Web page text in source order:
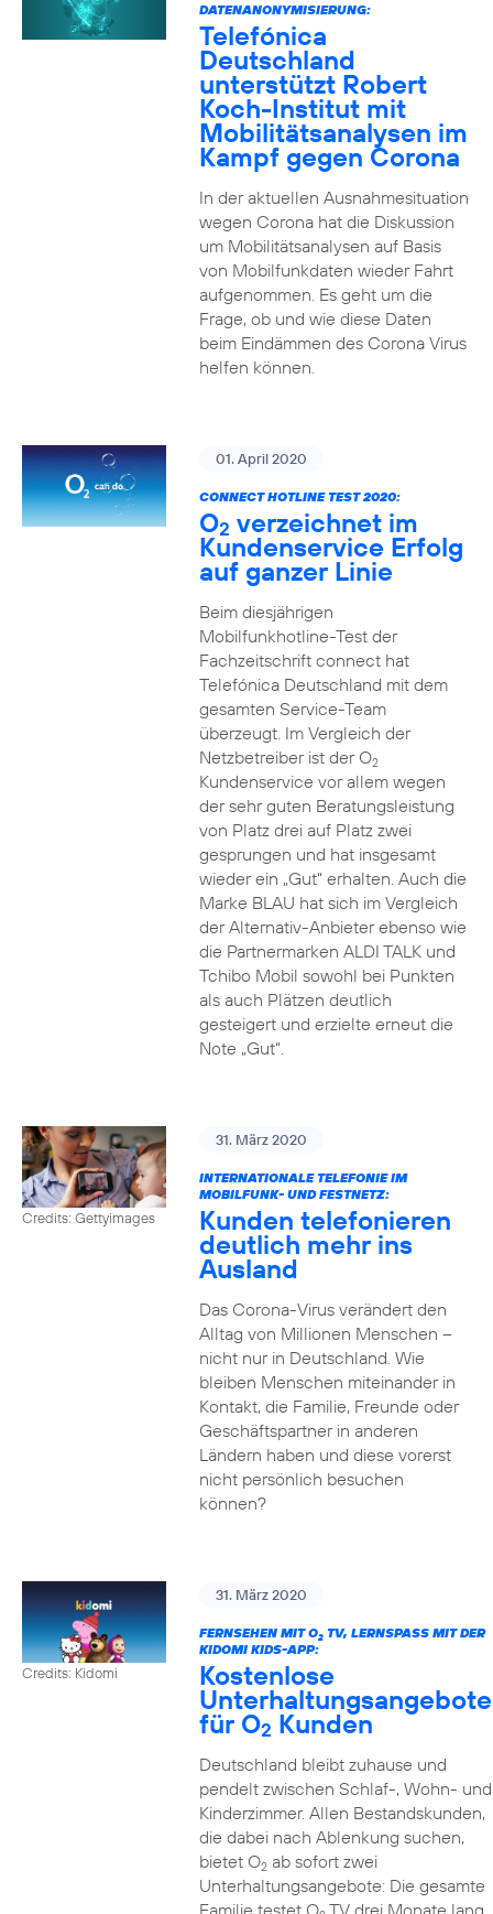
DATENANONYMISIERUNG:
Telefónica
Deutschland
unterstützt Robert
Koch-Institut mit
Mobilitätsanalysen im
Kampf gegen Corona
In der aktuellen Ausnahmesituation
wegen Corona hat die Diskussion
um Mobilitätsanalysen auf Basis
von Mobilfunkdaten wieder Fahrt
aufgenommen. Es geht um die
Frage, ob und wie diese Daten
beim Eindämmen des Corona Virus
helfen können.
01. April 2020
CONNECT HOTLINE TEST 2020:
O2 verzeichnet im
Kundenservice Erfolg
auf ganzer Linie
Beim diesjährigen
Mobilfunkhotline-Test der
Fachzeitschrift connect hat
Telefónica Deutschland mit dem
gesamten Service-Team
überzeugt. Im Vergleich der
Netzbetreiber ist der O2
Kundenservice vor allem wegen
der sehr guten Beratungsleistung
von Platz drei auf Platz zwei
gesprungen und hat insgesamt
wieder ein „Gut“ erhalten. Auch die
Marke BLAU hat sich im Vergleich
der Alternativ-Anbieter ebenso wie
die Partnermarken ALDI TALK und
Tchibo Mobil sowohl bei Punkten
als auch Plätzen deutlich
gesteigert und erzielte erneut die
Note „Gut“.
Credits: Gettyimages
31. März 2020
INTERNATIONALE TELEFONIE IM
MOBILFUNK- UND FESTNETZ:
Kunden telefonieren
deutlich mehr ins
Ausland
Das Corona-Virus verändert den
Alltag von Millionen Menschen –
nicht nur in Deutschland. Wie
bleiben Menschen miteinander in
Kontakt, die Familie, Freunde oder
Geschäftspartner in anderen
Ländern haben und diese vorerst
nicht persönlich besuchen
können?
Credits: Kidomi
31. März 2020
FERNSEHEN MIT O2TV, LERNSPASS MIT DER K
IDOMI KIDS-APP:
Kostenlose
Unterhaltungsangebote
für O2 Kunden
Deutschland bleibt zuhause und
pendelt zwischen Schlaf-, Wohn- und
Kinderzimmer. Allen Bestandskunden,
die dabei nach Ablenkung suchen,
bietet O2ab sofort zwei
Unterhaltungsangebote: Die gesamte
Familie testet O TV drei Monate lang